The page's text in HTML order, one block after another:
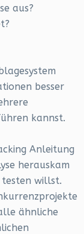
aus?
besser
kannst.
Anleitung
herauskam
testen willst.
ähnliche